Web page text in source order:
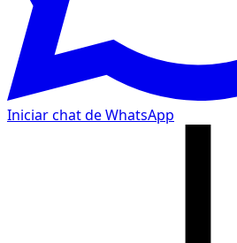
Iniciar chat de WhatsApp